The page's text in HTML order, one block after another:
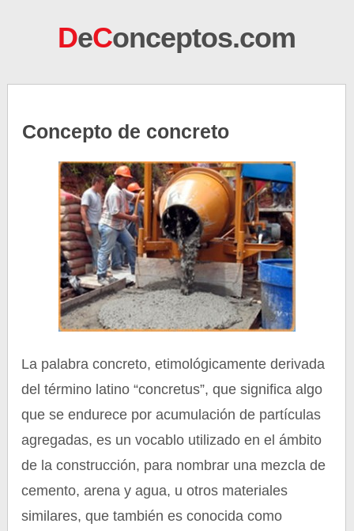
DeConceptos.com
Concepto de concreto
La palabra concreto, etimológicamente derivada
del término latino “concretus”, que significa algo
que se endurece por acumulación de partículas
agregadas, es un vocablo utilizado en el ámbito
de la construcción, para nombrar una mezcla de
cemento, arena y agua, u otros materiales
similares, que también es conocida como